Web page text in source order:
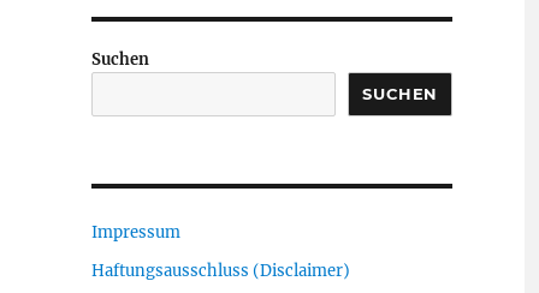
Suchen
SUCHEN
Impressum
Haftungsausschluss (Disclaimer)